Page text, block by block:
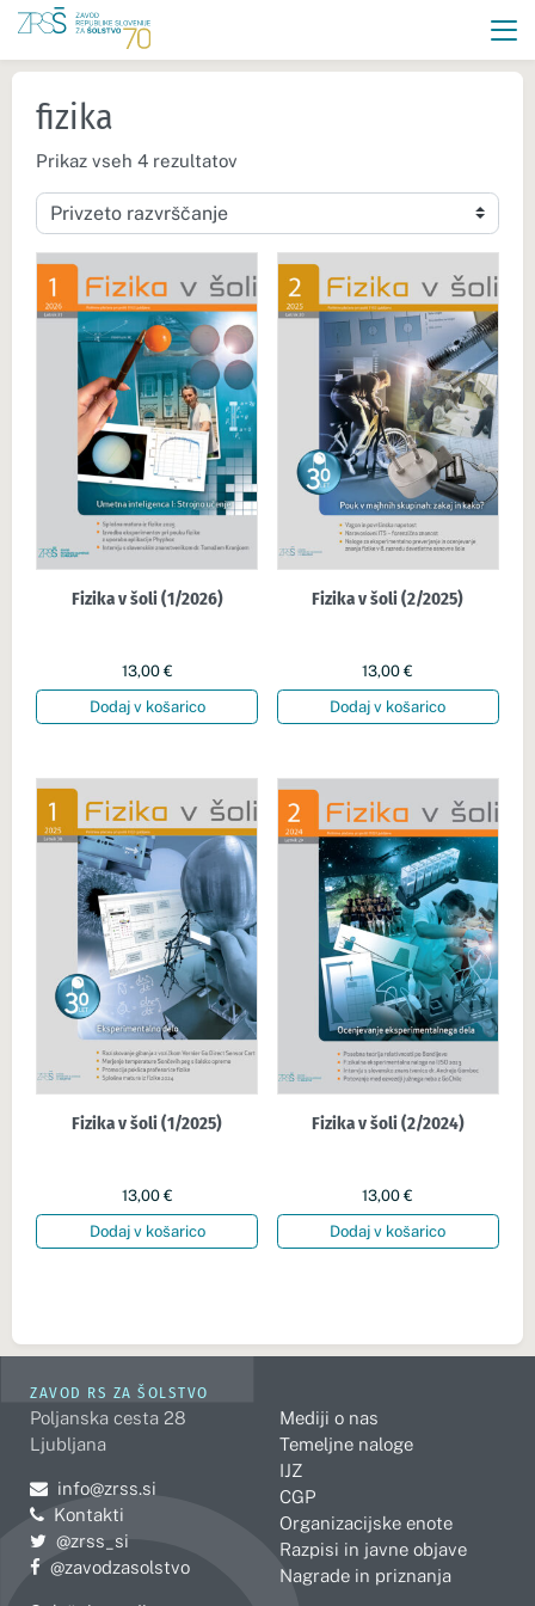
fizika
Prikaz vseh 4 rezultatov
Fizika v šoli (1/2026)
13,00 €
Dodaj v košarico
Fizika v šoli (2/2025)
13,00€
Dodaj v košarico
Fizika v šoli (1/2025)
13,00 €
Dodaj v košarico
Fizika v šoli (2/2024)
13,00€
Dodaj v košarico
ZAVOD RS ZA ŠOLSTVO
Poljanska cesta 28
Ljubljana
Pošljite e-mail na
info@zrss.si
Kontakti
Pojdite na Twitter:
@zrss_si
Pojdite na Facebook:
@zavodzasolstvo
Mediji o nas
Temeljne naloge
IJZ
CGP
Organizacijske enote
Razpisi in javne objave
Nagrade in priznanja